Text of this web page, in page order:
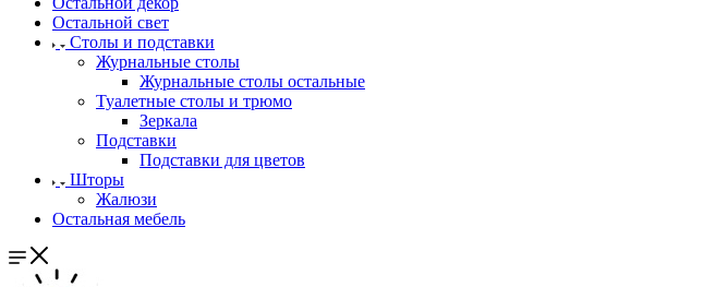
Остальной свет
Столы и подставки
Журнальные столы
Журнальные столы остальные
Туалетные столы и трюмо
Зеркала
Подставки
Подставки для цветов
Шторы
Жалюзи
Остальная мебель